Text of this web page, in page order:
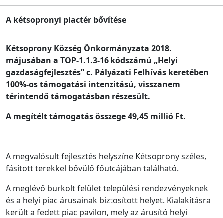
A kétsopronyi piactér bővítése
Kétsoprony Község Önkormányzata 2018.
májusában a TOP-1.1.3-16 kódszámú „Helyi
gazdaságfejlesztés” c. Pályázati Felhívás keretében
100%-os támogatási intenzitású, visszanem
térintendő támogatásban részesült.
A megítélt támogatás összege 49,45 millió Ft.
A megvalósult fejlesztés helyszíne Kétsoprony széles,
fásított terekkel bővülő főutcájában található.
A meglévő burkolt felület települési rendezvényeknek
és a helyi piac árusainak biztosított helyet. Kialakításra
került a fedett piac pavilon, mely az árusító helyi